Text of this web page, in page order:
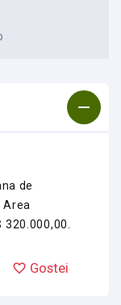
de
Area
Gostei